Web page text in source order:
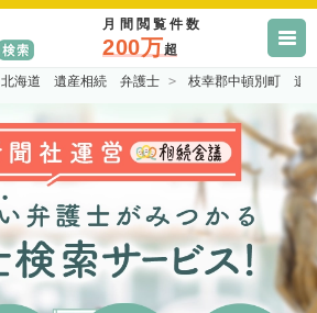
月間閲覧件数
200万超
北海道 遺産相続 弁護士 枝幸郡中頓別町 遺